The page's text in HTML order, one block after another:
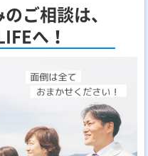
ご相談は、
へ！